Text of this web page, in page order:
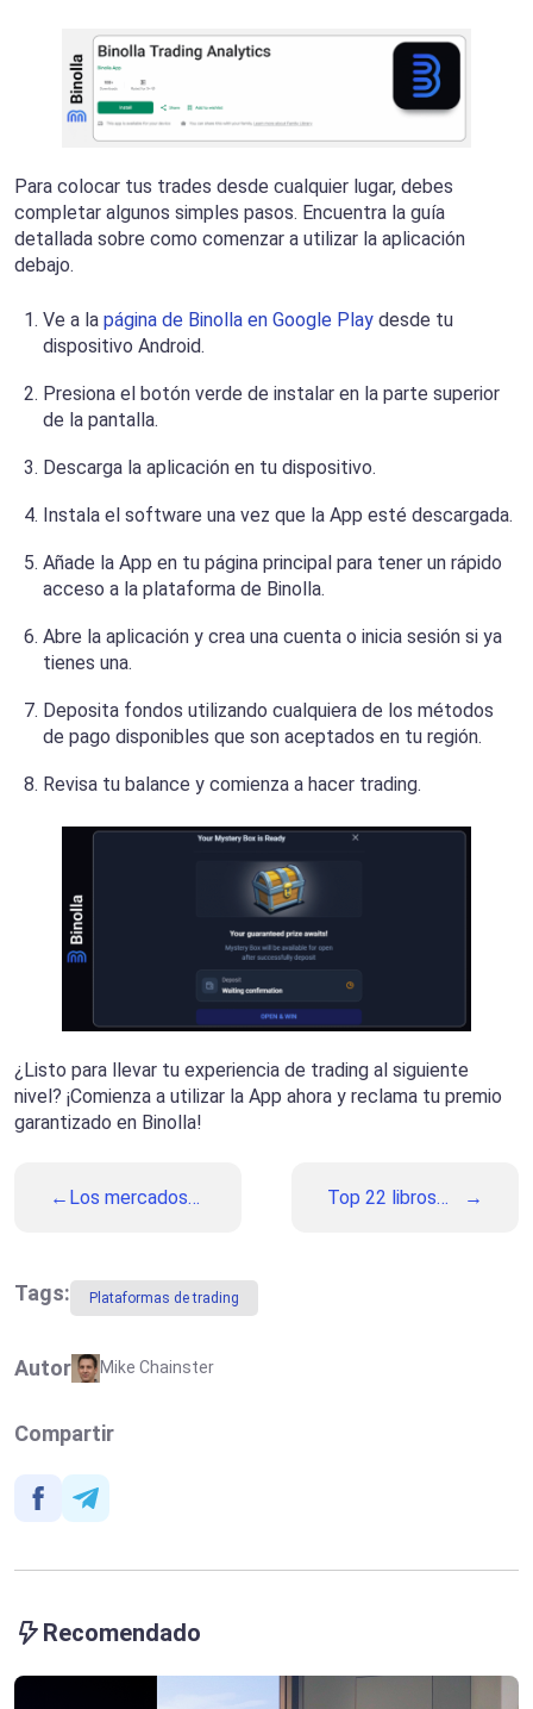
Para colocar tus trades desde cualquier lugar, debes
completar algunos simples pasos. Encuentra la guía
detallada sobre como comenzar a utilizar la aplicación
debajo.
Ve a la página de Binolla en Google Play desde tu
dispositivo Android.
Presiona el botón verde de instalar en la parte superior
de la pantalla.
Descarga la aplicación en tu dispositivo.
Instala el software una vez que la App esté descargada.
Añade la App en tu página principal para tener un rápido
acceso a la plataforma de Binolla.
Abre la aplicación y crea una cuenta o inicia sesión si ya
tienes una.
Deposita fondos utilizando cualquiera de los métodos
de pago disponibles que son aceptados en tu región.
Revisa tu balance y comienza a hacer trading.
¿Listo para llevar tu experiencia de trading al siguiente
nivel? ¡Comienza a utilizar la App ahora y reclama tu premio
garantizado en Binolla!
Los mercados
gobierno de
EE.UU pesa
finanzas
globales
Top 22 libros
Tags: Plataformas de trading
Autor Mike Chainster
Compartir
Recomendado